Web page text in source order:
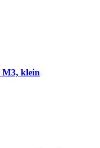
M3, klein